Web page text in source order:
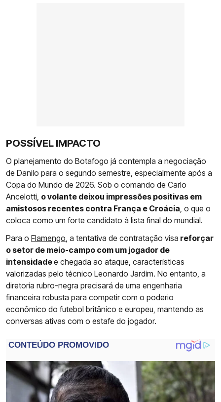
POSSÍVEL IMPACTO
O planejamento do Botafogo já contempla a negociação
de Danilo para o segundo semestre, especialmente após a
Copa do Mundo de 2026. Sob o comando de Carlo
Ancelotti, o volante deixou impressões positivas em
amistosos recentes contra França e Croácia, o que o
coloca como um forte candidato à lista final do mundial.
Para o Flamengo, a tentativa de contratação visa reforçar
o setor de meio-campo com um jogador de
intensidadee chegada ao ataque, características
valorizadas pelo técnico Leonardo Jardim. No entanto, a
diretoria rubro-negra precisará de uma engenharia
financeira robusta para competir com o poderio
econômico do futebol britânico e europeu, mantendo as
conversas ativas com o estafe do jogador.